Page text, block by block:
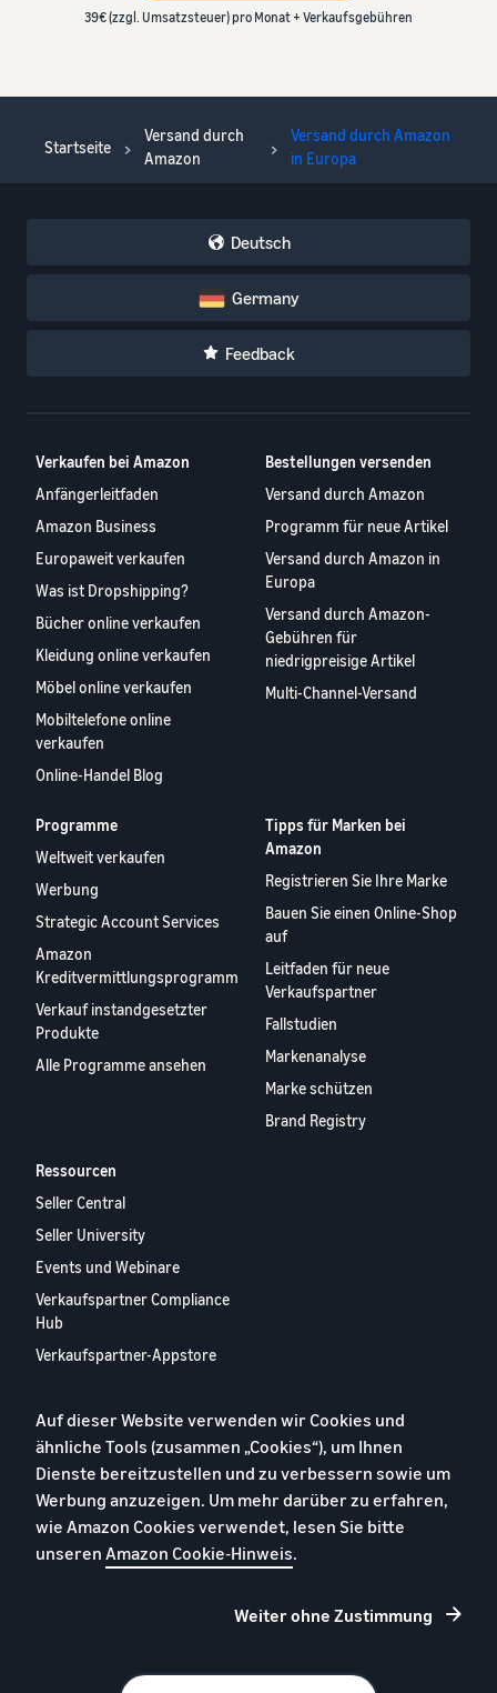
39€ (zzgl. Umsatzsteuer) pro Monat + Verkaufsgebühren
Startseite
Versand durch
Amazon
Versand durch Amazon
in Europa
Deutsch
Germany
Feedback
Verkaufen bei Amazon
Anfängerleitfaden
Amazon Business
Europaweit verkaufen
Was ist Dropshipping?
Bücher online verkaufen
Kleidung online verkaufen
Möbel online verkaufen
Mobiltelefone online
verkaufen
Online-Handel Blog
Bestellungen versenden
Versand durch Amazon
Programm für neue Artikel
Versand durch Amazon in
Europa
Versand durch Amazon-
Gebühren für
niedrigpreisige Artikel
Multi-Channel-Versand
Programme
Weltweit verkaufen
Werbung
Strategic Account Services
Amazon
Kreditvermittlungsprogramm
Verkauf instandgesetzter
Produkte
Alle Programme ansehen
Tipps für Marken bei
Amazon
Registrieren Sie Ihre Marke
Bauen Sie einen Online-Shop
auf
Leitfaden für neue
Verkaufspartner
Fallstudien
Markenanalyse
Marke schützen
Brand Registry
Ressourcen
Seller Central
Seller University
Events und Webinare
Verkaufspartner Compliance
Hub
Verkaufspartner-Appstore
Verkaufspartner-Bericht
Kontaktieren Sie uns
Datenschutzerklärung
Cookies
Impressum
Auf dieser Website verwenden wir Cookies und
ähnliche Tools (zusammen „Cookies“), um Ihnen
Dienste bereitzustellen und zu verbessern sowie um
Werbung anzuzeigen. Um mehr darüber zu erfahren,
wie Amazon Cookies verwendet, lesen Sie bitte
unseren Amazon Cookie-Hinweis.
Weiter ohne Zustimmung